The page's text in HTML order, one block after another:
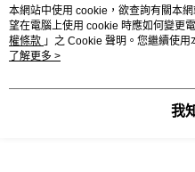
熱門標籤
本網站中使用 cookie，欲查詢有關本
望在電腦上使用 cookie 時應如何變更
權條款 」之 Cookie 聲明。您繼續使
用條款之 Cookie 聲明使用 cookie。
了解更多 >
我